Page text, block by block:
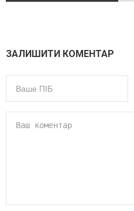
ЗАЛИШИТИ КОМЕНТАР